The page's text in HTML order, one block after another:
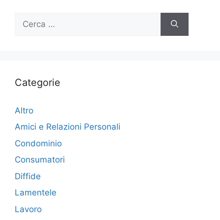
per:
Categorie
Altro
Amici e Relazioni Personali
Condominio
Consumatori
Diffide
Lamentele
Lavoro